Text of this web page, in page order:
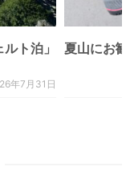
ト泊」
年7月31日
夏山にお